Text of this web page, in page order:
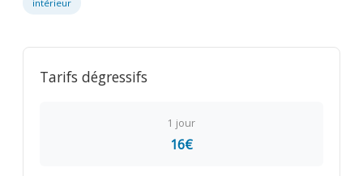
intérieur
Tarifs dégressifs
1 jour
16€